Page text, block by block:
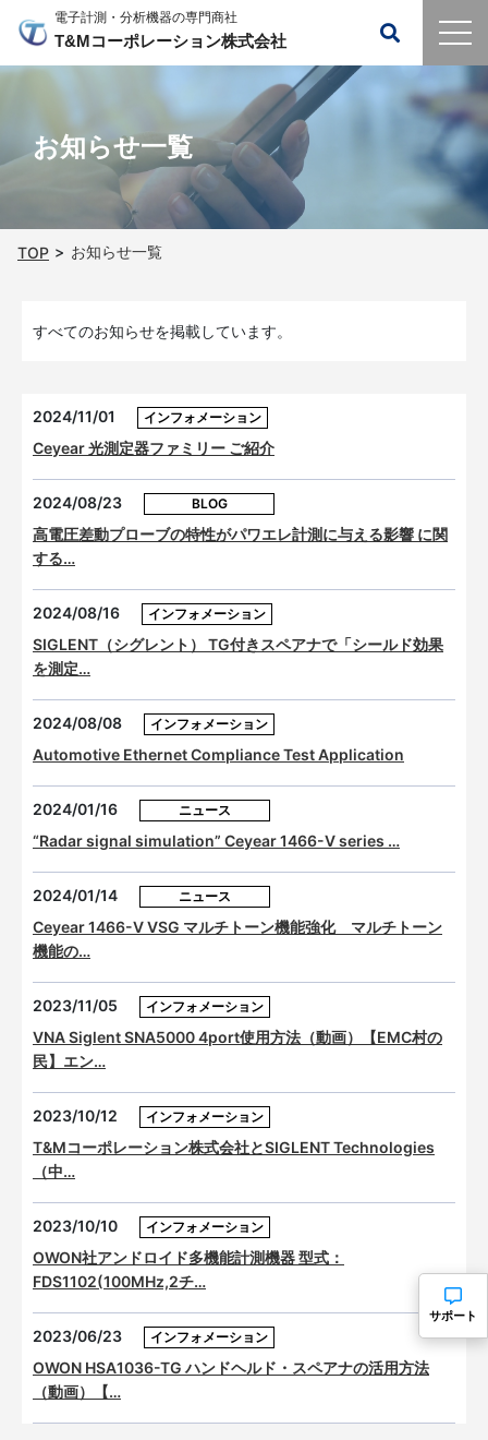
電子計測・分析機器の専門商社
T&Mコーポレーション株式会社
お知らせ一覧
TOP お知らせ一覧
すべてのお知らせを掲載しています。
2024/11/01 インフォメーション
Ceyear 光測定器ファミリー ご紹介
2024/08/23 BLOG
高電圧差動プローブの特性がパワエレ計測に与える影響 に関
する…
2024/08/16 インフォメーション
SIGLENT（シグレント） TG付きスペアナで「シールド効果
を測定…
2024/08/08 インフォメーション
Automotive Ethernet Compliance Test Application
2024/01/16 ニュース
“Radar signal simulation” Ceyear 1466-V series …
2024/01/14 ニュース
Ceyear 1466-V VSG マルチトーン機能強化 マルチトーン
機能の…
2023/11/05 インフォメーション
VNA Siglent SNA5000 4port使用方法（動画）【EMC村の
民】エン…
2023/10/12 インフォメーション
T&Mコーポレーション株式会社とSIGLENT Technologies
（中…
2023/10/10 インフォメーション
OWON社アンドロイド多機能計測機器 型式：
FDS1102(100MHz,2チ…
2023/06/23 インフォメーション
OWON HSA1036-TG ハンドヘルド・スペアナの活用方法
（動画）【…
サポート